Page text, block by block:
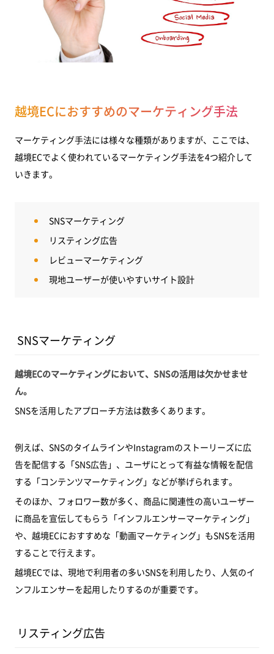
越境ECにおすすめのマーケティング手法
マーケティング手法には様々な種類がありますが、ここでは、
越境ECでよく使われているマーケティング手法を4つ紹介して
いきます。
SNSマーケティング
リスティング広告
レビューマーケティング
現地ユーザーが使いやすいサイト設計
SNSマーケティング
越境ECのマーケティングにおいて、SNSの活用は欠かせませ
ん。
SNSを活用したアプローチ方法は数多くあります。
例えば、SNSのタイムラインやInstagramのストーリーズに広
告を配信する「SNS広告」、ユーザにとって有益な情報を配信
する「コンテンツマーケティング」などが挙げられます。
そのほか、フォロワー数が多く、商品に関連性の高いユーザー
に商品を宣伝してもらう「インフルエンサーマーケティング」
や、越境ECにおすすめな「動画マーケティング」もSNSを活用
することで行えます。
越境ECでは、現地で利用者の多いSNSを利用したり、人気のイ
ンフルエンサーを起用したりするのが重要です。
リスティング広告